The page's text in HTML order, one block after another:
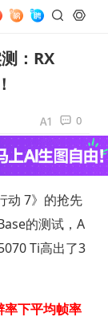
：RX
0
动 7》的抢先
的测试，A
Ti高出了3
下平均帧率